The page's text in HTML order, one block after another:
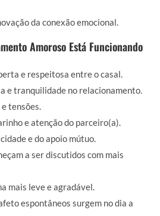
da conexão emocional.
Amoroso Está Funcionando
e respeitosa entre o casal.
e tranquilidade no relacionamento.
tensões.
e atenção do parceiro(a).
e do apoio mútuo.
a ser discutidos com mais
mais leve e agradável.
espontâneos surgem no dia a